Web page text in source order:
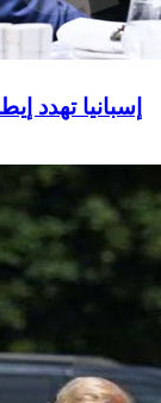
إسبانيا تهدد